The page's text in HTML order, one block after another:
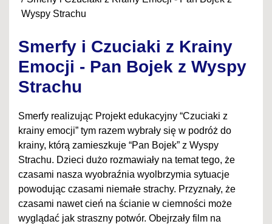
Wyspy Strachu
Smerfy i Czuciaki z Krainy
Emocji - Pan Bojek z Wyspy
Strachu
Smerfy realizując Projekt edukacyjny “Czuciaki z
krainy emocji” tym razem wybrały się w podróż do
krainy, którą zamieszkuje “Pan Bojek” z Wyspy
Strachu. Dzieci dużo rozmawiały na temat tego, że
czasami nasza wyobraźnia wyolbrzymia sytuacje
powodując czasami niemałe strachy. Przyznały, że
czasami nawet cień na ścianie w ciemności może
wyglądać jak straszny potwór. Obejrzały film na